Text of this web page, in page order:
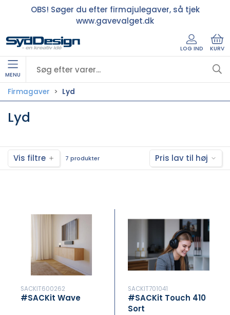
OBS! Søger du efter firmajulegaver, så tjek
www.gavevalget.dk
LOG IND KURV
MENU
Firmagaver Lyd
Lyd
Vis filtre 7 produkter Pris lav til høj
SACKIT600262
#SACKit Wave
SACKIT701041
#SACKit Touch 410
Sort